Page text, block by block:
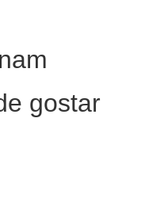
gostar